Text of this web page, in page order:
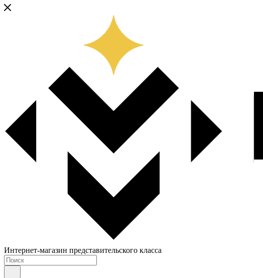
Интернет-магазин представительского класса